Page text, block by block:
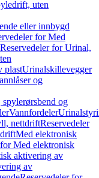
uten
eller innbygd
for Med
Reservedeler for Urinal,
plastUrinalskillevegger
og
og
Vannfordeler
nettdriftReservedeler
Med elektronisk
Med elektronisk
aktivering av
av